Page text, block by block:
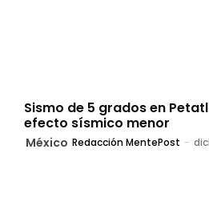
Sismo de 5 grados en
efecto sísmico menor
México Redacción MentePost -